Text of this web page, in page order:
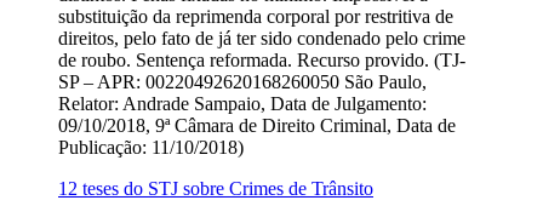
substituição da reprimenda corporal por restritiva de
direitos, pelo fato de já ter sido condenado pelo crime
de roubo. Sentença reformada. Recurso provido. (TJ-
SP – APR: 00220492620168260050 São Paulo,
Relator: Andrade Sampaio, Data de Julgamento:
09/10/2018, 9ª Câmara de Direito Criminal, Data de
Publicação: 11/10/2018)
12 teses do STJ sobre Crimes de Trânsito